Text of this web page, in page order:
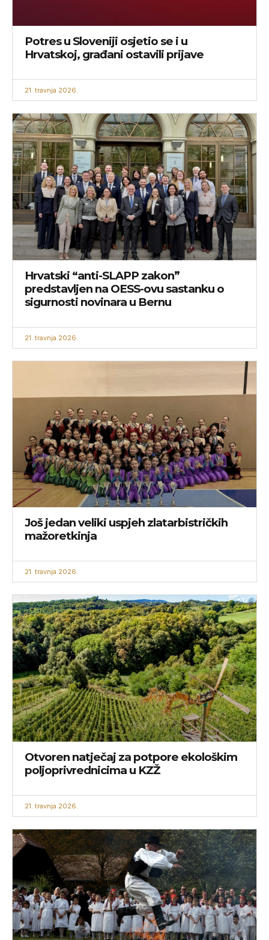
Potres u Sloveniji osjetio se i u
Hrvatskoj, građani ostavili prijave
21. travnja 2026.
Hrvatski “anti-SLAPP zakon”
predstavljen na OESS-ovu sastanku o
sigurnosti novinara u Bernu
21. travnja 2026.
Još jedan veliki uspjeh zlatarbistričkih
mažoretkinja
21. travnja 2026.
Otvoren natječaj za potpore ekološkim
poljoprivrednicima u KZŽ
21. travnja 2026.